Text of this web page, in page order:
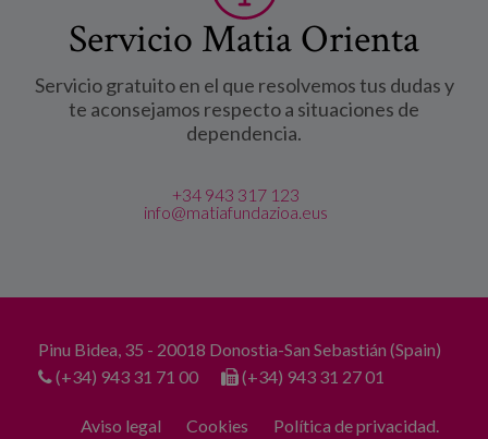
Servicio Matia Orienta
Servicio gratuito en el que resolvemos tus dudas y
te aconsejamos respecto a situaciones de
dependencia.
+34 943 317 123
info@matiafundazioa.eus
Pinu Bidea, 35 - 20018 Donostia-San Sebastián (Spain)
(+34) 943 31 71 00
(+34) 943 31 27 01
Aviso legal Cookies Política de privacidad.